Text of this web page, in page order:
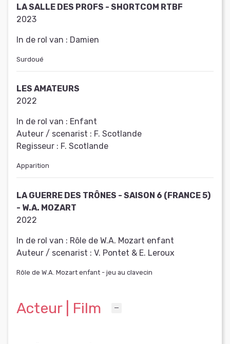
LA SALLE DES PROFS - SHORTCOM RTBF
2023
In de rol van : Damien
Surdoué
LES AMATEURS
2022
In de rol van : Enfant
Auteur / scenarist : F. Scotlande
Regisseur : F. Scotlande
Apparition
LA GUERRE DES TRÔNES - SAISON 6 (FRANCE 5)
- W.A. MOZART
2022
In de rol van : Rôle de W.A. Mozart enfant
Auteur / scenarist : V. Pontet & E. Leroux
Rôle de W.A. Mozart enfant - jeu au clavecin
Acteur | Film